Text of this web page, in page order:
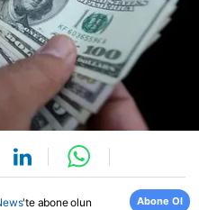
'te abone olun Abone Ol